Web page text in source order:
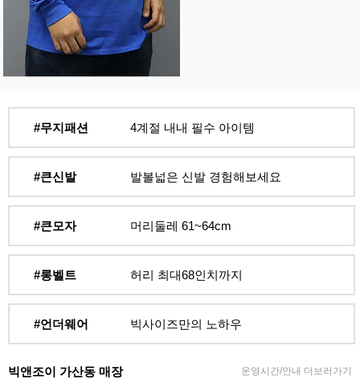
#무지패션 4계절 내내 필수 아이템
#큰신발 발볼넓은 신발 경험해보세요
#큰모자 머리둘레 61~64cm
#롱벨트 허리 최대68인치까지
#언더웨어 빅사이즈만의 노하우
빅앤조이 가산동 매장 운영시간/안내 더보러가기